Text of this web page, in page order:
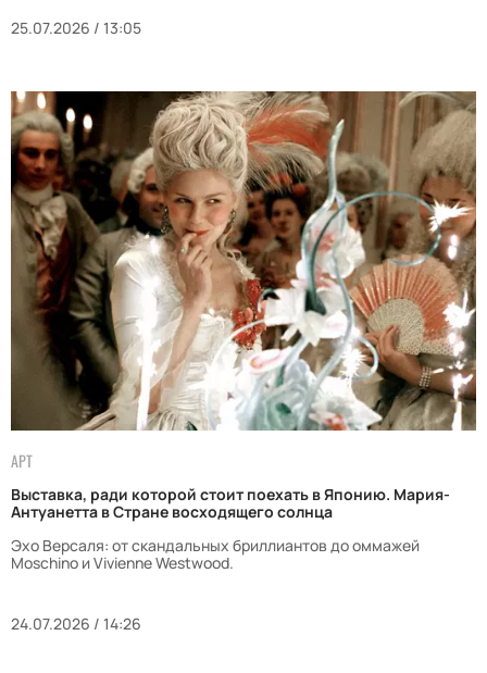
25.07.2026 / 13:05
АРТ
Выставка, ради которой стоит поехать в Японию. Мария-
Антуанетта в Стране восходящего солнца
Эхо Версаля: от скандальных бриллиантов до оммажей
Moschino и Vivienne Westwood.
24.07.2026 / 14:26